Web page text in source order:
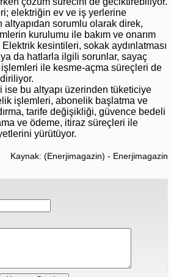
elektriğin ev ve iş yerlerine
altyapıdan sorumlu olarak direk,
kurulumu ile bakım ve onarım
Elektrik kesintileri, sokak aydınlatması
ya da hatlarla ilgili sorunlar, sayaç
ile kesme-açma süreçleri de
bu altyapı üzerinden tüketiciye
işlemleri, abonelik başlatma ve
tarife değişikliği, güvence bedeli
ve ödeme, itiraz süreçleri ile
yürütüyor.
Kaynak: (Enerjimagazin) - Enerjimagazin